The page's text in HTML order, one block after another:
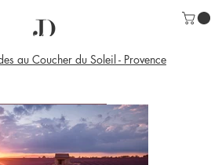
au Coucher du Soleil - Provence